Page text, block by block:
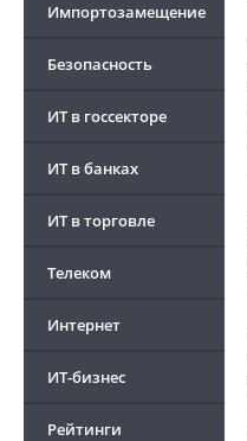
Импортозамещение
Безопасность
ИТ в госсекторе
ИТ в банках
ИТ в торговле
Телеком
Интернет
ИТ-бизнес
Рейтинги